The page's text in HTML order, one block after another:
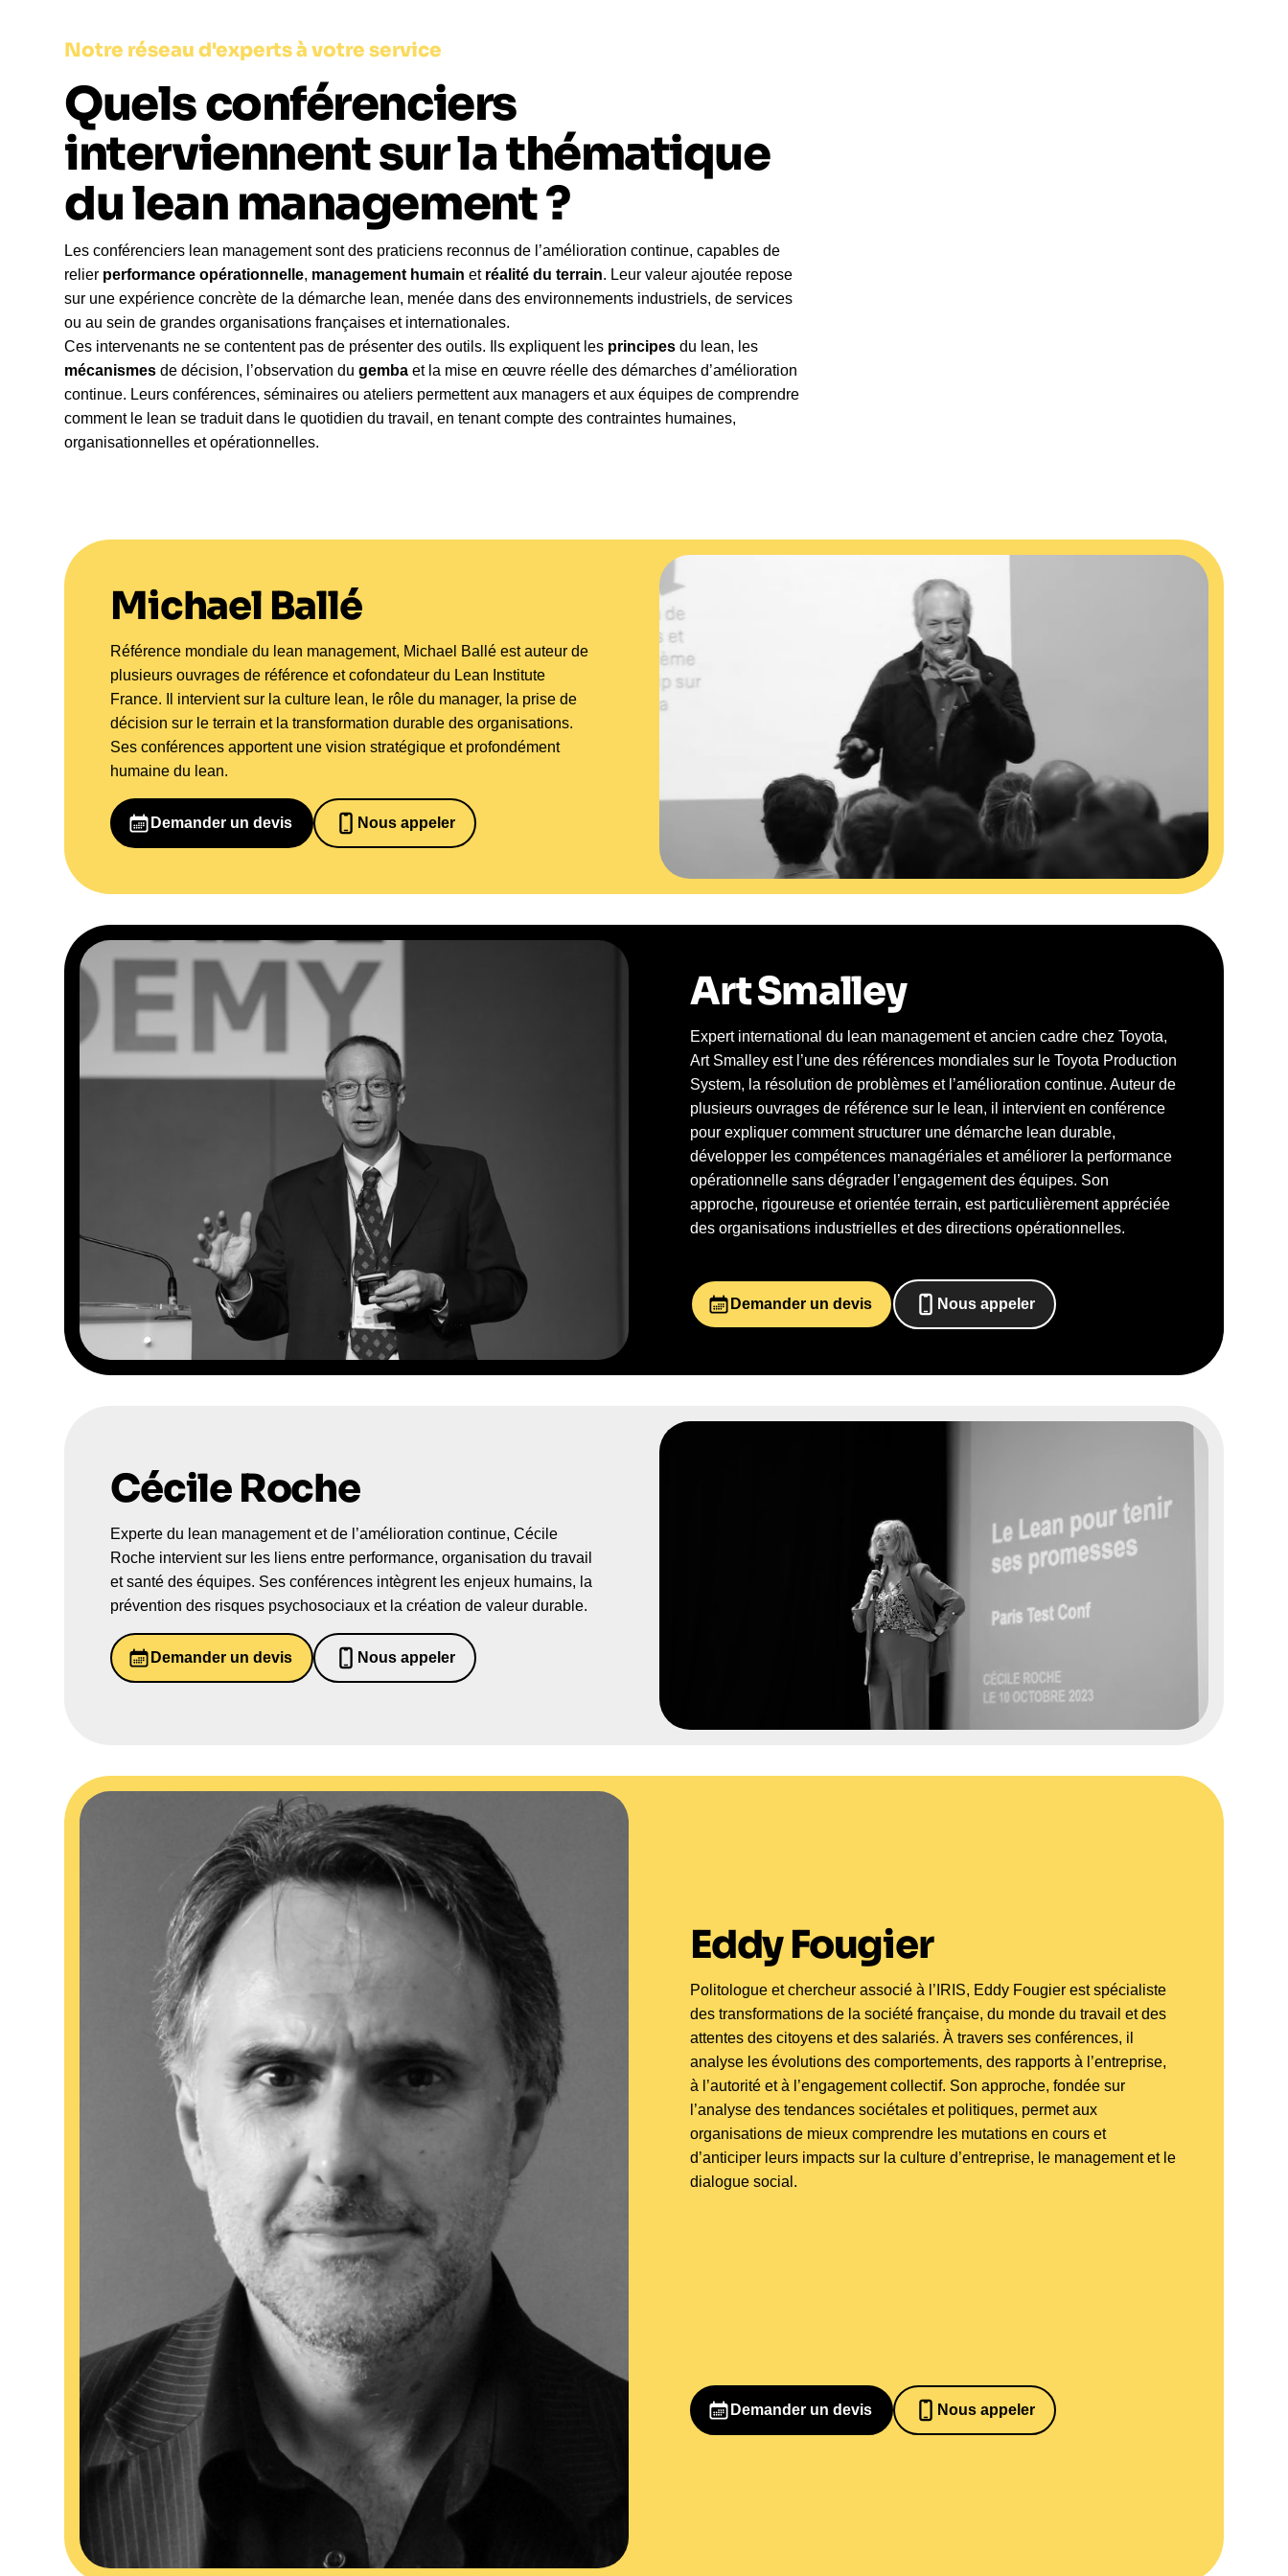
Notre réseau d'experts à votre service
Quels conférenciers
interviennent sur la thématique
du lean management ?
Les conférenciers lean management sont des praticiens reconnus de l’amélioration continue, capables de
relier performance opérationnelle, management humain et réalité du terrain. Leur valeur ajoutée repose
sur une expérience concrète de la démarche lean, menée dans des environnements industriels, de services
ou au sein de grandes organisations françaises et internationales.
Ces intervenants ne se contentent pas de présenter des outils. Ils expliquent les principes du lean, les
mécanismes de décision, l’observation dugemba et la mise en œuvre réelle des démarches d’amélioration
continue. Leurs conférences, séminaires ou ateliers permettent aux managers et aux équipes de comprendre
comment le lean se traduit dans le quotidien du travail, en tenant compte des contraintes humaines,
organisationnelles et opérationnelles.
Michael Ballé
Référence mondiale du lean management, Michael Ballé est auteur de
plusieurs ouvrages de référence et cofondateur du Lean Institute
France. Il intervient sur la culture lean, le rôle du manager, la prise de
décision sur le terrain et la transformation durable des organisations.
Ses conférences apportent une vision stratégique et profondément
humaine du lean.
Demander un devis
Nous appeler
0652698481
Art Smalley
Expert international du lean management et ancien cadre chez Toyota,
Art Smalley est l’une des références mondiales sur le Toyota Production
System, la résolution de problèmes et l’amélioration continue. Auteur de
plusieurs ouvrages de référence sur le lean, il intervient en conférence
pour expliquer comment structurer une démarche lean durable,
développer les compétences managériales et améliorer la performance
opérationnelle sans dégrader l’engagement des équipes. Son
approche, rigoureuse et orientée terrain, est particulièrement appréciée
des organisations industrielles et des directions opérationnelles.
Demander un devis
Nous appeler
0652698481
Cécile Roche
Experte du lean management et de l’amélioration continue, Cécile
Roche intervient sur les liens entre performance, organisation du travail
et santé des équipes. Ses conférences intègrent les enjeux humains, la
prévention des risques psychosociaux et la création de valeur durable.
Demander un devis
Nous appeler
0652698481
Eddy Fougier
Politologue et chercheur associé à l’IRIS, Eddy Fougier est spécialiste
des transformations de la société française, du monde du travail et des
attentes des citoyens et des salariés. À travers ses conférences, il
analyse les évolutions des comportements, des rapports à l’entreprise,
à l’autorité et à l’engagement collectif. Son approche, fondée sur
l’analyse des tendances sociétales et politiques, permet aux
organisations de mieux comprendre les mutations en cours et
d’anticiper leurs impacts sur la culture d’entreprise, le management et le
dialogue social.
Demander un devis
Nous appeler
0652698481